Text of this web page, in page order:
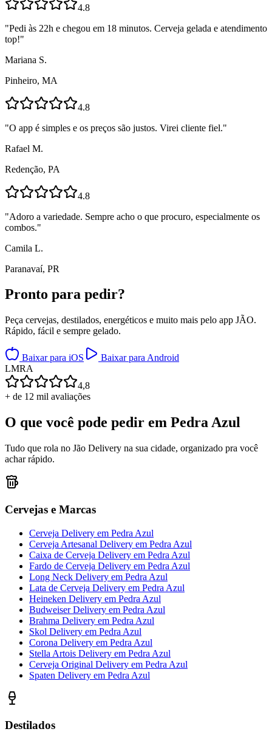
4.8
"Pedi às 22h e chegou em 18 minutos. Cerveja gelada e atendimento
top!"
Mariana S.
Pinheiro, MA
4.8
"O app é simples e os preços são justos. Virei cliente fiel."
Rafael M.
Redenção, PA
4.8
"Adoro a variedade. Sempre acho o que procuro, especialmente os
combos."
Camila L.
Paranavaí, PR
Pronto para pedir?
Peça cervejas, destilados, energéticos e muito mais pelo app JÃO.
Rápido, fácil e sempre gelado.
Baixar para iOS
Baixar para Android
LMRA
4,8
+ de 12 mil avaliações
O que você pode pedir em Pedra Azul
Tudo que rola no Jão Delivery na sua cidade, organizado pra você
achar rápido.
Cervejas e Marcas
Cerveja Delivery em Pedra Azul
Cerveja Artesanal Delivery em Pedra Azul
Caixa de Cerveja Delivery em Pedra Azul
Fardo de Cerveja Delivery em Pedra Azul
Long Neck Delivery em Pedra Azul
Lata de Cerveja Delivery em Pedra Azul
Heineken Delivery em Pedra Azul
Budweiser Delivery em Pedra Azul
Brahma Delivery em Pedra Azul
Skol Delivery em Pedra Azul
Corona Delivery em Pedra Azul
Stella Artois Delivery em Pedra Azul
Cerveja Original Delivery em Pedra Azul
Spaten Delivery em Pedra Azul
Destilados